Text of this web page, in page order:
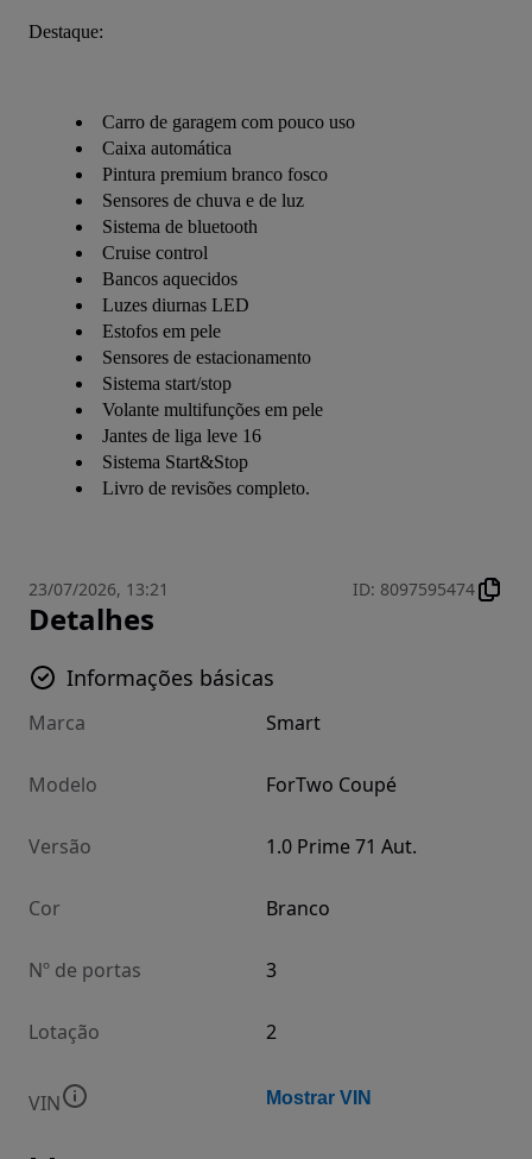
Destaque:
Carro de garagem com pouco uso
Caixa automática
Pintura premium branco fosco
Sensores de chuva e de luz
Sistema de bluetooth
Cruise control
Bancos aquecidos
Luzes diurnas LED
Estofos em pele
Sensores de estacionamento
Sistema start/stop
Volante multifunções em pele
Jantes de liga leve 16
Sistema Start&Stop
Livro de revisões completo.
23/07/2026, 13:21 ID: 8097595474
Detalhes
Informações básicas
Marca Smart
Modelo ForTwo Coupé
Versão 1.0 Prime 71 Aut.
Cor Branco
Nº de portas 3
Lotação 2
VIN Mostrar VIN